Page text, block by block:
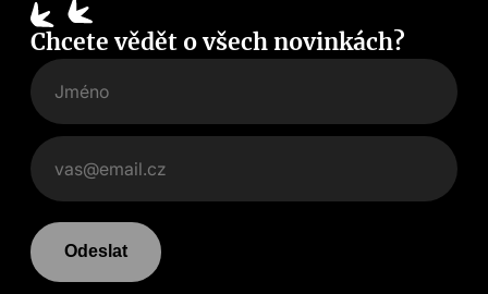
Chcete vědět o všech novinkách?
Odeslat